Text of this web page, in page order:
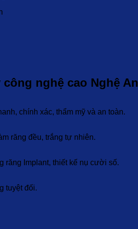
nghệ cao Nghệ An
chính xác, thẩm mỹ và an toàn.
răng đều, trắng tự nhiên.
răng Implant, thiết kế nụ cười số.
tuyệt đối.